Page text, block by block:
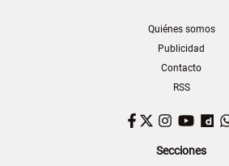
Quiénes somos
Publicidad
Contacto
RSS
Facebook
Twitter
Secciones